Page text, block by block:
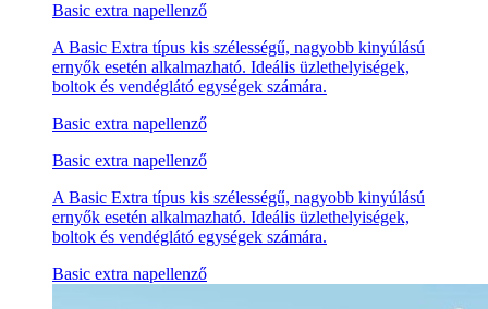
Basic extra napellenző
A Basic Extra típus kis szélességű, nagyobb kinyúlású
ernyők esetén alkalmazható. Ideális üzlethelyiségek,
boltok és vendéglátó egységek számára.
Basic extra napellenző
Basic extra napellenző
A Basic Extra típus kis szélességű, nagyobb kinyúlású
ernyők esetén alkalmazható. Ideális üzlethelyiségek,
boltok és vendéglátó egységek számára.
Basic extra napellenző